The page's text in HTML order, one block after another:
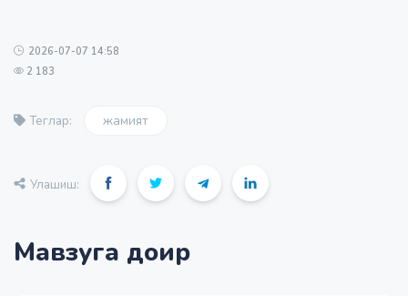
2026-07-07 14:58
2 183
Теглар: жамият
Улашиш:
Мавзуга доир